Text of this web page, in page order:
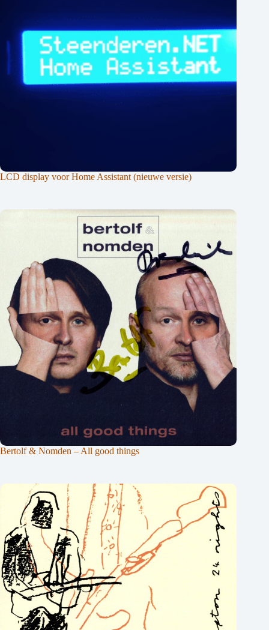
LCD display voor Home Assistant (nieuwe versie)
Bertolf & Nomden – All good things